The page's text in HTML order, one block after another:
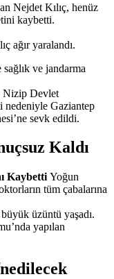
Nejdet Kılıç, henüz
kaybetti.
ağır yaralandı.
ve jandarma
Nizip Devlet
nedeniyle Gaziantep
sevk edildi.
Kaldı
Kaybetti Yoğun
tüm çabalarına
üzüntü yaşadı.
yapılan